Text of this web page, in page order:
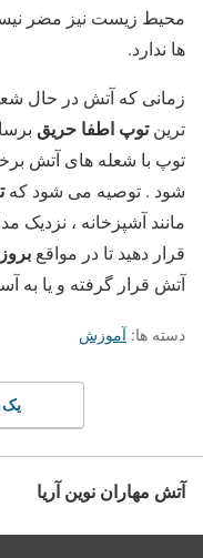
محیط زیست نیز مضر
ها ندارد.
زمانی که آتش در حال
ترینتوپ اطفا حریق
شود . توصیه می­ شود که
مانند آشپزخانه ، نزدیک
قرار دهید تا در مواقع
آتش قرار گرفته و یا به
دسته ها: آموزش
یک
آتش مهاران نوین آریا